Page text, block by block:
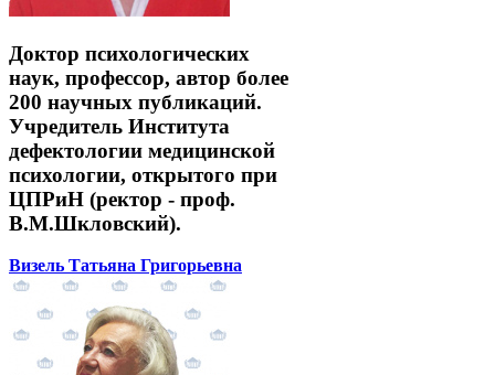
Доктор психологических
наук, профессор, автор более
200 научных публикаций.
Учредитель Института
дефектологии медицинской
психологии, открытого при
ЦПРиН (ректор - проф.
В.М.Шкловский).
Визель Татьяна Григорьевна